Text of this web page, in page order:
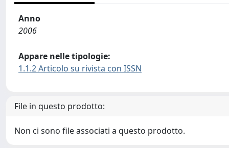
Anno
2006
Appare nelle tipologie:
1.1.2 Articolo su rivista con ISSN
File in questo prodotto:
Non ci sono file associati a questo prodotto.